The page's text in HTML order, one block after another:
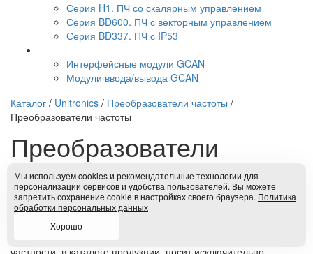
Серия H1. ПЧ со скалярным управлением
Серия BD600. ПЧ с векторным управлением
Серия BD337. ПЧ с IP53
Интерфейсные модули GCAN
Модули ввода/вывода GCAN
Каталог / Unitronics / Преобразователи частоты /
Преобразователи частоты
Преобразователи
частоты
Продукты
Загрузки
Мы используем cookies и рекомендательные технологии для
персонализации сервисов и удобства пользователей. Вы можете
запретить сохранение cookie в настройках своего браузера. Политика
обработки персональных данных
Хорошо